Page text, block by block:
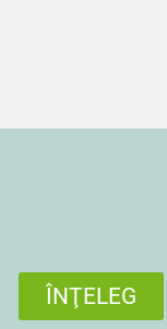
ÎNŢELEG